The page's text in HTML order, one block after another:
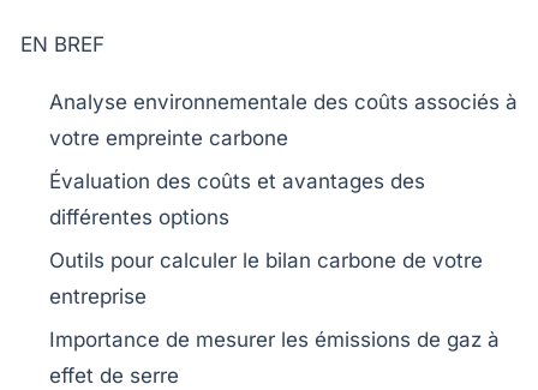
EN BREF
Analyse environnementale des coûts associés à
votre empreinte carbone
Évaluation des coûts et avantages des
différentes options
Outils pour calculer le bilan carbone de votre
entreprise
Importance de mesurer les émissions de gaz à
effet de serre